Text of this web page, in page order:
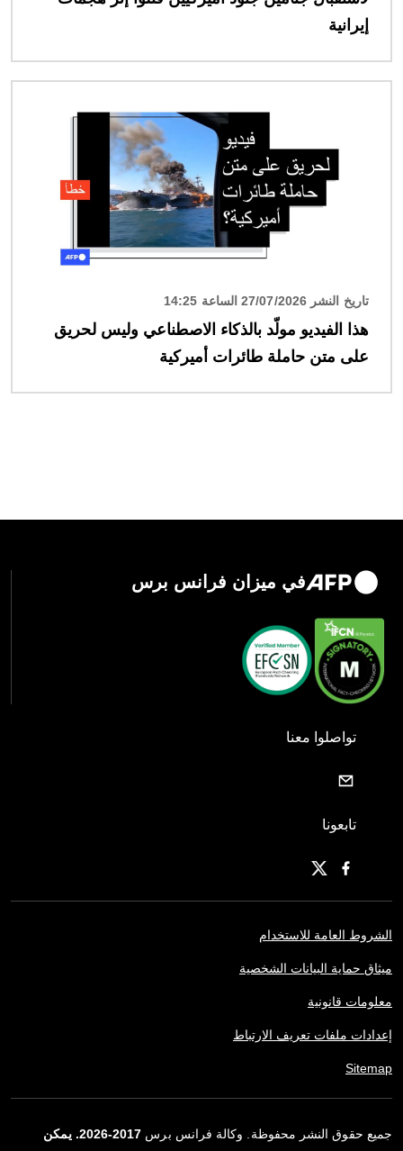
إيرانية
تاريخ النشر 27/07/2026 الساعة 14:25
هذا الفيديو مولّد بالذكاء الاصطناعي وليس لحريق
على متن حاملة طائرات أميركية
في ميزان فرانس برس
تواصلوا معنا
تابعونا
الشروط العامة للاستخدام
ميثاق حماية البيانات الشخصية
معلومات قانونية
إعدادات ملفات تعريف الارتباط
Sitemap
جميع حقوق النشر محفوظة. وكالة فرانس برس 2017-2026. يمكن